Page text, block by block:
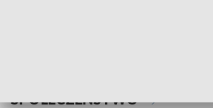
SPOŁECZEŃSTWO